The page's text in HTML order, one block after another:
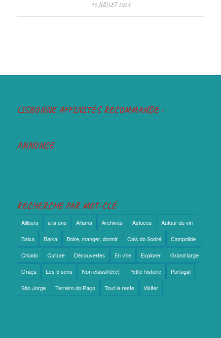
10 JUILLET 2024
LISBONNE AFFINITÉS RECOMMANDE :
ANNONCE
RECHERCHE PAR MOT-CLÉ
Ailleurs a la une Alfama Archives Astuces Autour du vin
Baixa Baixa Boire, manger, dormir Cais do Sodré Campolide
Chiado Culture Découvertes En ville Explorer Grand large
Graça Les 5 sens Non classifié(e) Petite histoire Portugal
São Jorge Terreiro do Paço Tout le reste Visiter